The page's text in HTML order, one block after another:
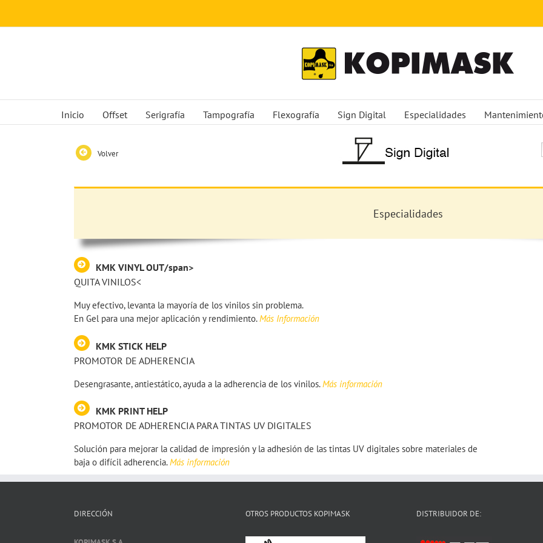
contenido
Inicio Offset Serigrafía Tampografía Flexografía Sign Digital Especialidades
Volver
Especialidades
KMK VINYL OUT/span>
QUITA VINILOS<
Muy efectivo, levanta la mayoría de los vinilos sin problema.
En Gel para una mejor aplicación y rendimiento.Más Información
KMK STICK HELP
PROMOTOR DE ADHERENCIA
Desengrasante, antiestático, ayuda a la adherencia de los vinilos.Más información
KMK PRINT HELP
PROMOTOR DE ADHERENCIA PARA TINTAS UV DIGITALES
Solución para mejorar la calidad de impresión y la adhesión de las tintas UV digitales sobre materiales de
baja o difícil adherencia.Más información
DIRECCIÓN OTROS PRODUCTOS KOPIMASK DISTRIBUIDOR DE: